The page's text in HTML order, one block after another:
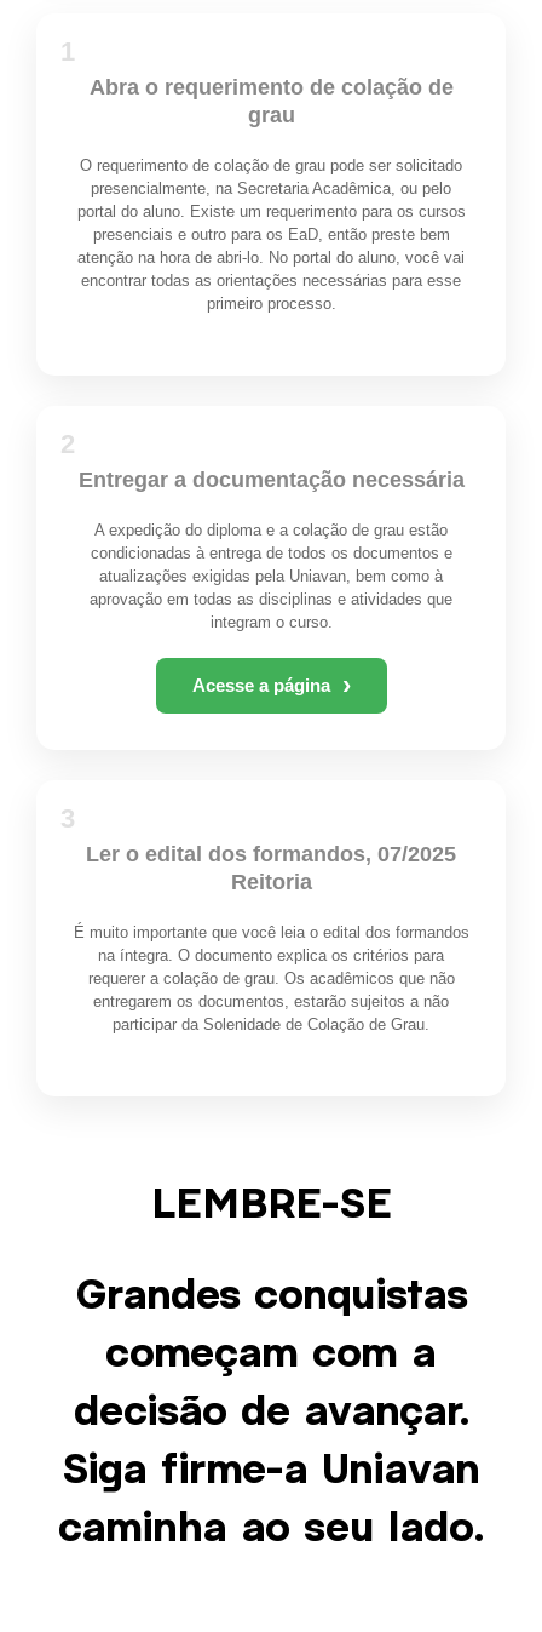
1
Abra o requerimento de colação de
grau
O requerimento de colação de grau pode ser solicitado
presencialmente, na Secretaria Acadêmica, ou pelo
portal do aluno. Existe um requerimento para os cursos
presenciais e outro para os EaD, então preste bem
atenção na hora de abri-lo. No portal do aluno, você vai
encontrar todas as orientações necessárias para esse
primeiro processo.
2
Entregar a documentação necessária
A expedição do diploma e a colação de grau estão
condicionadas à entrega de todos os documentos e
atualizações exigidas pela Uniavan, bem como à
aprovação em todas as disciplinas e atividades que
integram o curso.
Acesse a página ›
3
Ler o edital dos formandos, 07/2025
Reitoria
É muito importante que você leia o edital dos formandos
na íntegra. O documento explica os critérios para
requerer a colação de grau. Os acadêmicos que não
entregarem os documentos, estarão sujeitos a não
participar da Solenidade de Colação de Grau.
LEMBRE-SE
Grandes conquistas
começam com a
decisão de avançar.
Siga firme-a Uniavan
caminha ao seu lado.